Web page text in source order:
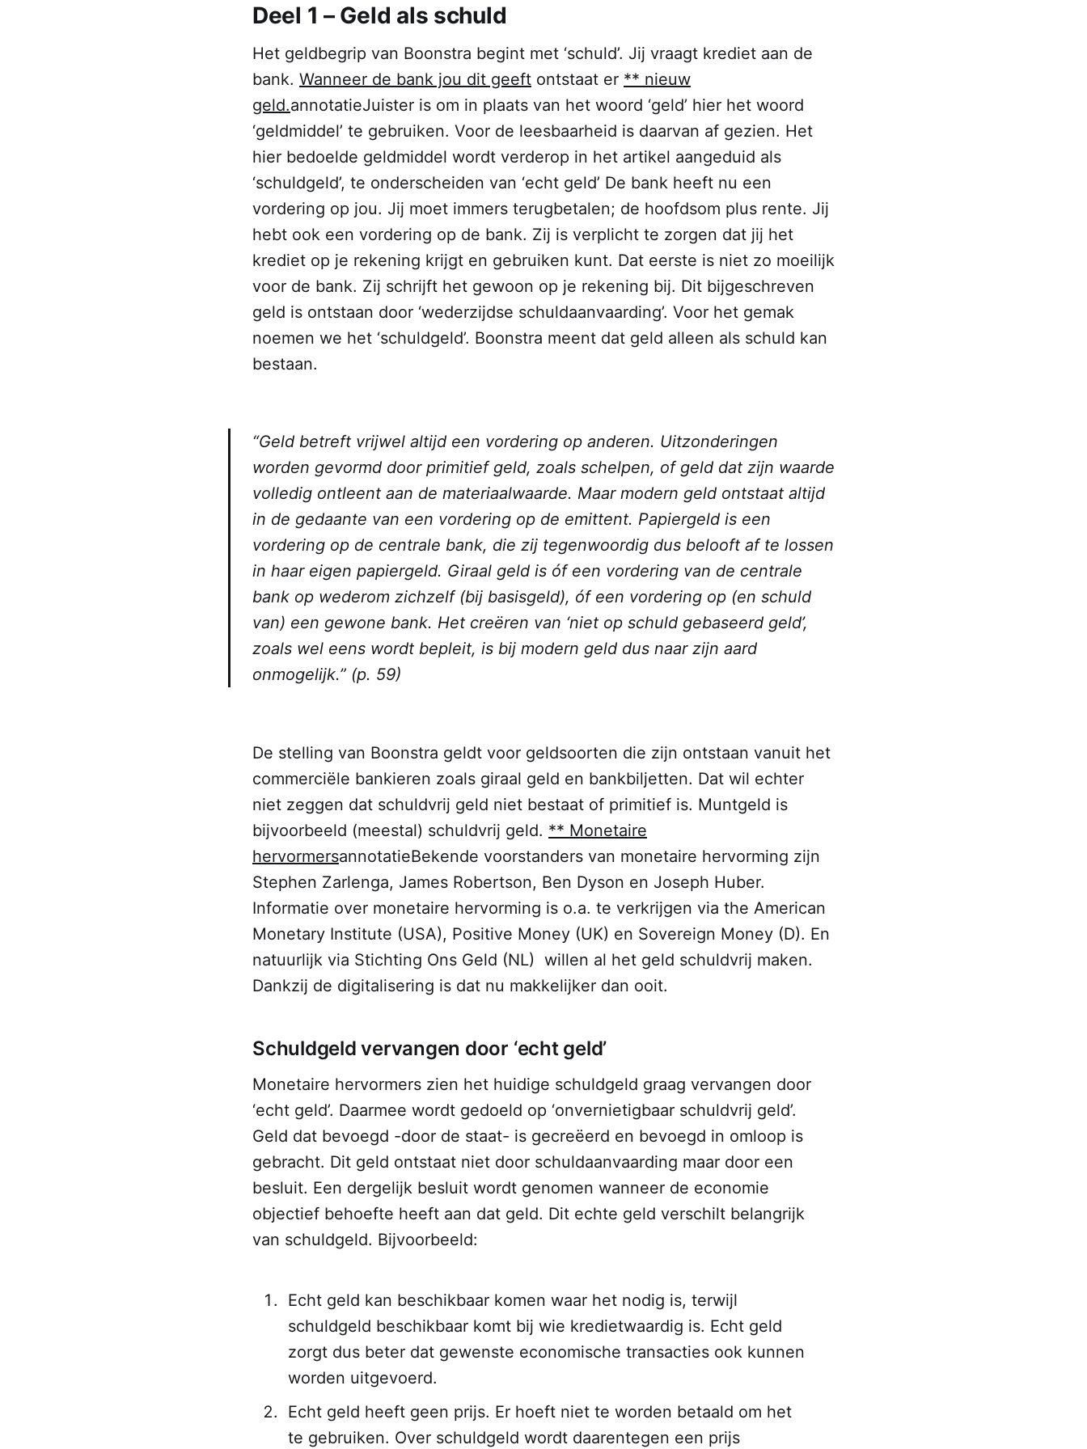
Deel 1 – Geld als schuld
Het geldbegrip van Boonstra begint met ‘schuld’. Jij vraagt krediet aan de
bank. Wanneer de bank jou dit geeft ontstaat er ** nieuw
geld.annotatieJuister is om in plaats van het woord ‘geld’ hier het woord
‘geldmiddel’ te gebruiken. Voor de leesbaarheid is daarvan af gezien. Het
hier bedoelde geldmiddel wordt verderop in het artikel aangeduid als
‘schuldgeld’, te onderscheiden van ‘echt geld’ De bank heeft nu een
vordering op jou. Jij moet immers terugbetalen; de hoofdsom plus rente. Jij
hebt ook een vordering op de bank. Zij is verplicht te zorgen dat jij het
krediet op je rekening krijgt en gebruiken kunt. Dat eerste is niet zo moeilijk
voor de bank. Zij schrijft het gewoon op je rekening bij. Dit bijgeschreven
geld is ontstaan door ‘wederzijdse schuldaanvaarding’. Voor het gemak
noemen we het ‘schuldgeld’. Boonstra meent dat geld alleen als schuld kan
bestaan.
“Geld betreft vrijwel altijd een vordering op anderen. Uitzonderingen
worden gevormd door primitief geld, zoals schelpen, of geld dat zijn waarde
volledig ontleent aan de materiaalwaarde. Maar modern geld ontstaat altijd
in de gedaante van een vordering op de emittent. Papiergeld is een
vordering op de centrale bank, die zij tegenwoordig dus belooft af te lossen
in haar eigen papiergeld. Giraal geld is óf een vordering van de centrale
bank op wederom zichzelf (bij basisgeld), óf een vordering op (en schuld
van) een gewone bank. Het creëren van ‘niet op schuld gebaseerd geld’,
zoals wel eens wordt bepleit, is bij modern geld dus naar zijn aard
onmogelijk.” (p. 59)
De stelling van Boonstra geldt voor geldsoorten die zijn ontstaan vanuit het
commerciële bankieren zoals giraal geld en bankbiljetten. Dat wil echter
niet zeggen dat schuldvrij geld niet bestaat of primitief is. Muntgeld is
bijvoorbeeld (meestal) schuldvrij geld. ** Monetaire
hervormersannotatieBekende voorstanders van monetaire hervorming zijn
Stephen Zarlenga, James Robertson, Ben Dyson en Joseph Huber.
Informatie over monetaire hervorming is o.a. te verkrijgen via the American
Monetary Institute (USA), Positive Money (UK) en Sovereign Money (D). En
natuurlijk via Stichting Ons Geld (NL) willen al het geld schuldvrij maken.
Dankzij de digitalisering is dat nu makkelijker dan ooit.
Schuldgeld vervangen door ‘echt geld’
Monetaire hervormers zien het huidige schuldgeld graag vervangen door
‘echt geld’. Daarmee wordt gedoeld op ‘onvernietigbaar schuldvrij geld’.
Geld dat bevoegd -door de staat- is gecreëerd en bevoegd in omloop is
gebracht. Dit geld ontstaat niet door schuldaanvaarding maar door een
besluit. Een dergelijk besluit wordt genomen wanneer de economie
objectief behoefte heeft aan dat geld. Dit echte geld verschilt belangrijk
van schuldgeld. Bijvoorbeeld:
Echt geld kan beschikbaar komen waar het nodig is, terwijl
schuldgeld beschikbaar komt bij wie kredietwaardig is. Echt geld
zorgt dus beter dat gewenste economische transacties ook kunnen
worden uitgevoerd.
Echt geld heeft geen prijs. Er hoeft niet te worden betaald om het
te gebruiken. Over schuldgeld wordt daarentegen een prijs